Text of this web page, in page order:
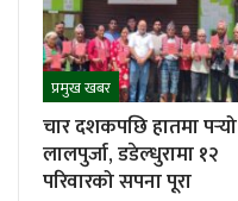
प्रमुख खबर
चार दशकपछि हातमा पर्‍यो
लालपुर्जा, डडेल्धुरामा १२
परिवारको सपना पूरा